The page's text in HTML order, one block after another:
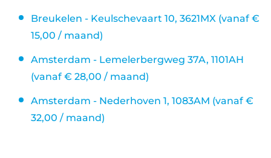
Breukelen - Keulschevaart 10, 3621MX (vanaf €
15,00 / maand)
Amsterdam - Lemelerbergweg 37A, 1101AH
(vanaf € 28,00 / maand)
Amsterdam - Nederhoven 1, 1083AM (vanaf €
32,00 / maand)